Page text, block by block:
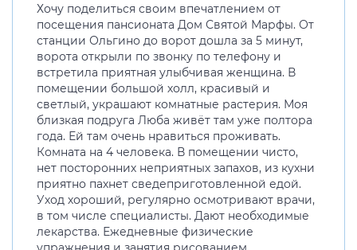
Хочу поделиться своим впечатлением от
посещения пансионата Дом Святой Марфы. От
станции Ольгино до ворот дошла за 5 минут,
ворота открыли по звонку по телефону и
встретила приятная улыбчивая женщина. В
помещении большой холл, красивый и
светлый, украшают комнатные растерия. Моя
близкая подруга Люба живёт там уже полтора
года. Ей там очень нравиться проживать.
Комната на 4 человека. В помещении чисто,
нет посторонних неприятных запахов, из кухни
приятно пахнет сведеприготовленной едой.
Уход хороший, регулярно осмотривают врачи,
в том числе специалисты. Дают необходимые
лекарства. Ежедневные физические